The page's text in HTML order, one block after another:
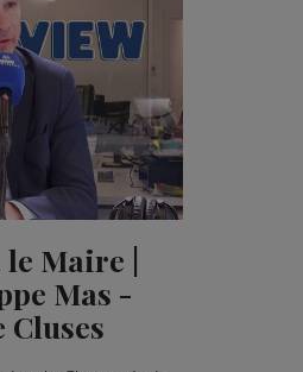
Maire |
Mas -
Cluses